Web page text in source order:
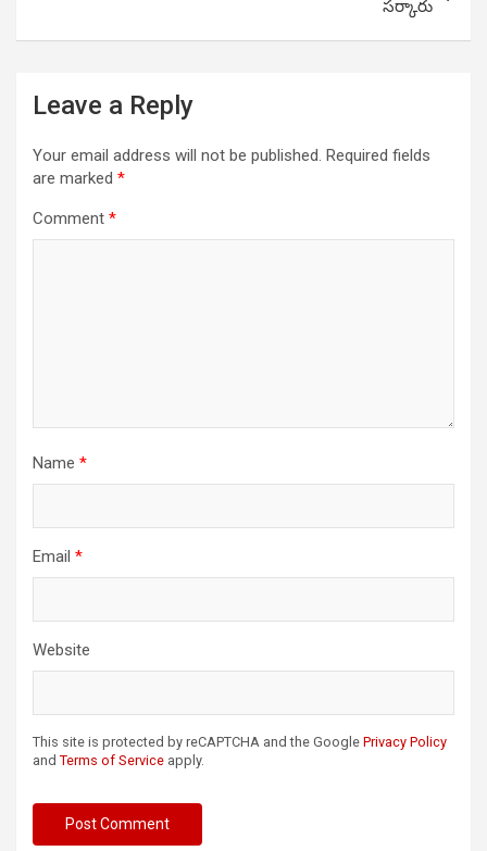
సర్కారు
Leave a Reply
Your email address will not be published. Required fields
are marked *
Comment *
Name *
Email *
Website
This site is protected by reCAPTCHA and the Google Privacy Policy
and Terms of Service apply.